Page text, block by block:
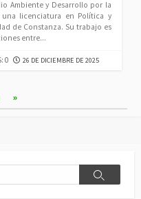
Ambiente y Desarrollo por la
una licenciatura en Política y
de Constanza. Su trabajo es
entre...
0 PUBLISHED
DATE
26 DE DICIEMBRE DE 2025
»
Search